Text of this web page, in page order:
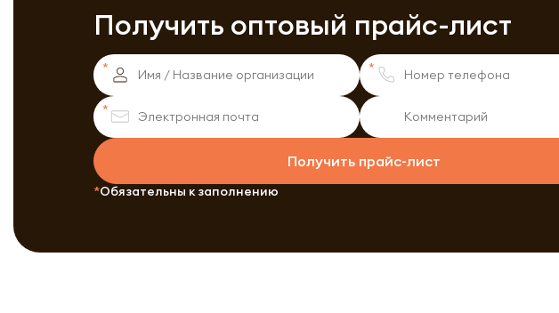
Получить оптовый прайс-лист
Получить прайс-лист
Обязательны к заполнению